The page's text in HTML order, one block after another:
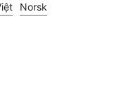
Norsk